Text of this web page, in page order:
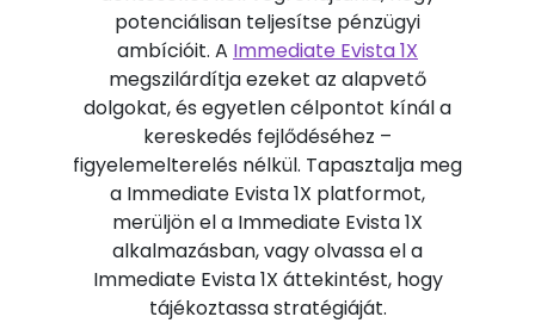
potenciálisan teljesítse pénzügyi
ambícióit. A Immediate Evista 1X
megszilárdítja ezeket az alapvető
dolgokat, és egyetlen célpontot kínál a
kereskedés fejlődéséhez –
figyelemelterelés nélkül. Tapasztalja meg
a Immediate Evista 1X platformot,
merüljön el a Immediate Evista 1X
alkalmazásban, vagy olvassa el a
Immediate Evista 1X áttekintést, hogy
tájékoztassa stratégiáját.